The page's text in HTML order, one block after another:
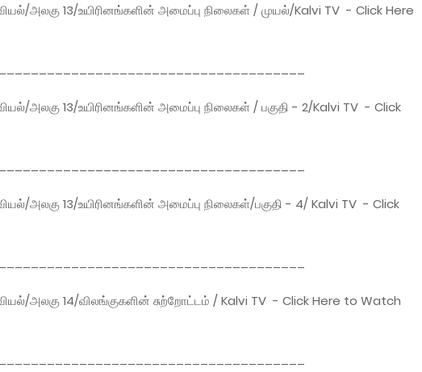
அலகு 13/உயிரினங்களின் அமைப்பு நிலைகள் / முயல்/Kalvi TV - Click Here
அலகு 13/உயிரினங்களின் அமைப்பு நிலைகள் / பகுதி - 2/Kalvi TV - Click
அலகு 13/உயிரினங்களின் அமைப்பு நிலைகள்/பகுதி - 4/ Kalvi TV - Click
அலகு 14/விலங்குகளின் சுற்றோட்டம் / Kalvi TV - Click Here to Watch